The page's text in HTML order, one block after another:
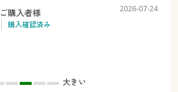
ご購入者様
購入確認済み
2026-07-24
大きい